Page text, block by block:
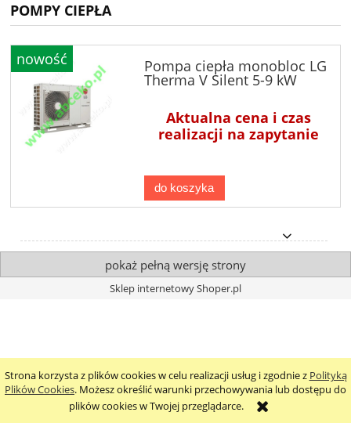
Strona korzysta z plików cookies w celu realizacji usług i zgodnie z Polityką
Plików Cookies. Możesz określić warunki przechowywania lub dostępu do
plików cookies w Twojej przeglądarce.
POMPY CIEPŁA
Pompa ciepła monobloc LG
Therma V Silent 5-9 kW
Aktualna cena i czas
realizacji na zapytanie
do koszyka
nowość
pokaż pełną wersję strony
Sklep internetowy Shoper.pl